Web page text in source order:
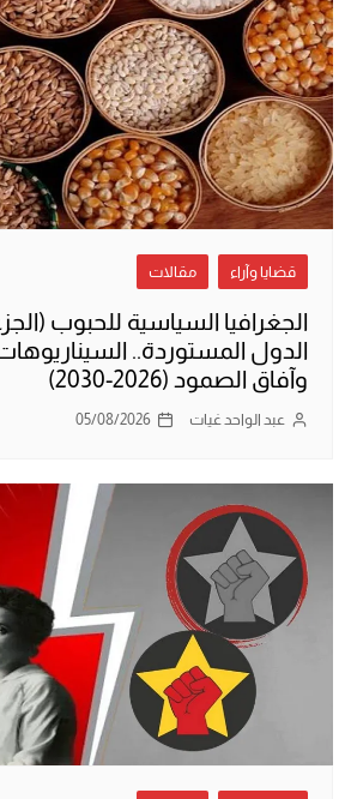
قضايا وآراء مقالات
الدول المستوردة..
وآفاق الصمود (2026-2030)
عبد الواحد غيات 05/08/2026